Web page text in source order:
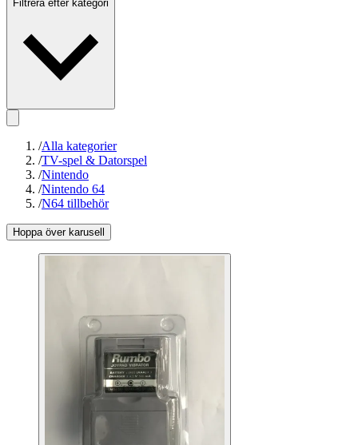
Filtrera efter kategori
/Alla kategorier
/TV-spel & Datorspel
/Nintendo
/Nintendo 64
/N64 tillbehör
Hoppa över karusell